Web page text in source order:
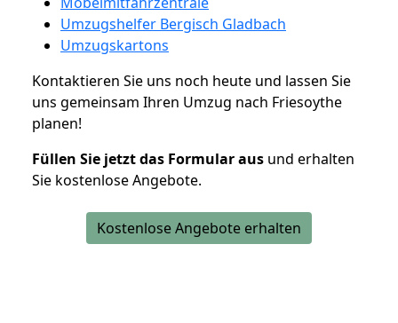
Umzugshelfer Bergisch Gladbach
Umzugskartons
Kontaktieren Sie uns noch heute und lassen Sie
uns gemeinsam Ihren Umzug nach Friesoythe
planen!
Füllen Sie jetzt das Formular aus und erhalten
Sie kostenlose Angebote.
Kostenlose Angebote erhalten